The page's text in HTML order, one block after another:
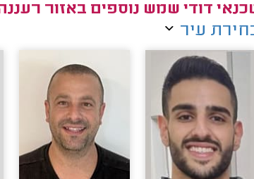
דודי שמש נוספים באזור
עיר